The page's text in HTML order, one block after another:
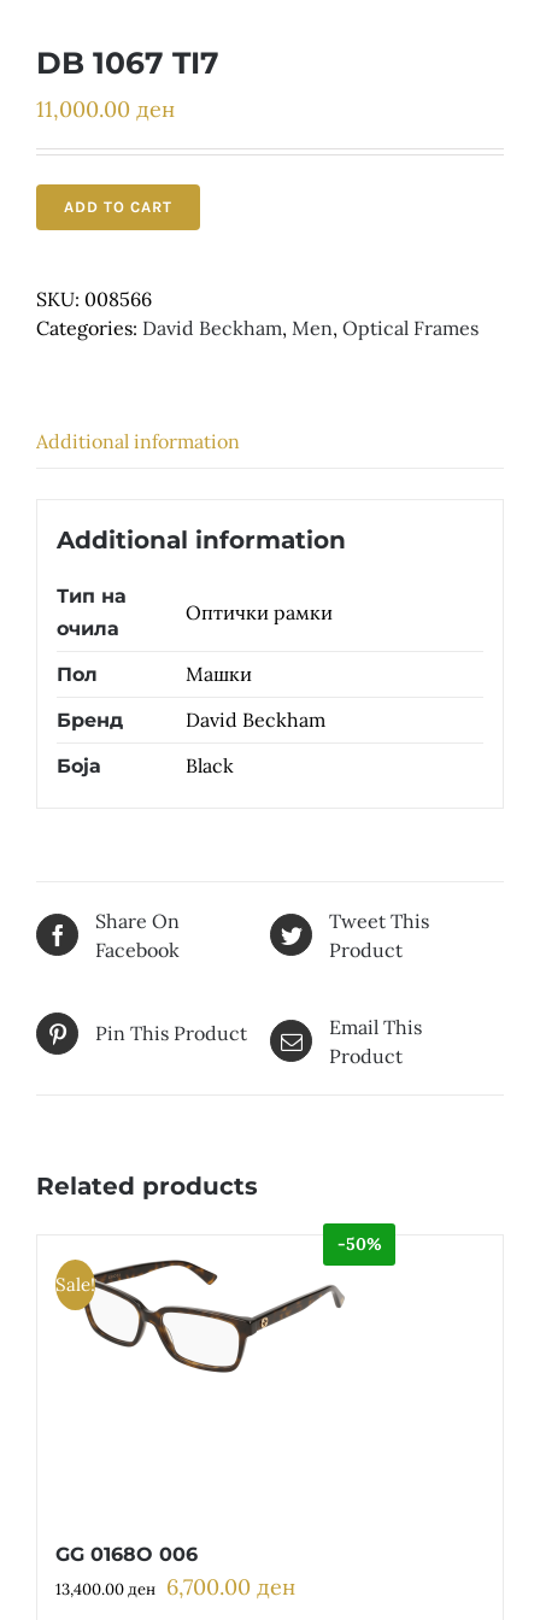
DB 1067 TI7
11,000.00 ден
ADD TO CART
SKU: 008566
Categories: David Beckham, Men, Optical Frames
Additional information
Additional information
Тип на
очила
Оптички рамки
Пол Машки
Бренд David Beckham
Боја Black
Share On
Facebook
Tweet This
Product
Pin This Product
Email This
Product
Related products
Sale!
-50%
GG 0168O 006
13,400.00ден Original
6,700.00 денCurrent